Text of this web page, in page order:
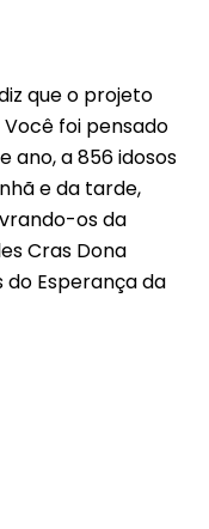
que o projeto
foi pensado
ano, a 856 idosos
e da tarde,
os da
Cras Dona
do Esperança da